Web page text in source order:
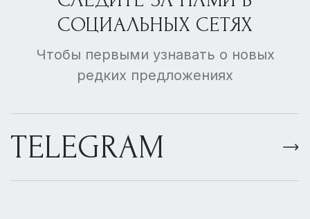
СОЦИАЛЬНЫХ СЕТЯХ
Чтобы первыми узнавать о новых
редких предложениях
TELEGRAM